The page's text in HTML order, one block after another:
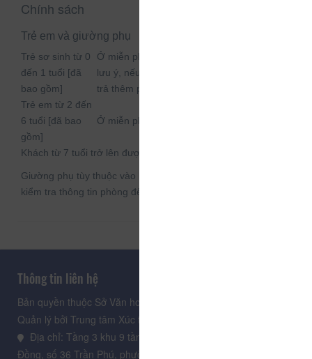
Chính sách
Trẻ em và giường phụ
Trẻ sơ sinh từ 0
đến 1 tuổi [đã
bao gồm]
Ở miễn phí nếu sử dụng giường sẵn có. Xin
lưu ý, nếu bạn cần nôi em bé thì có thể phải
trả thêm phí.
Trẻ em từ 2 đến
6 tuổi [đã bao
gồm]
Ở miễn phí nếu sử dụng giường sẵn có.
Khách từ 7 tuổi trở lên được tính như người lớn
Giường phụ tùy thuộc vào loại phòng bạn chọn, xin vui lòng
kiểm tra thông tin phòng để biết thêm chi tiết.
Thông tin liên hệ
Bản quyền thuộc Sở Văn hoá, Thể thao và Du lịch Lâm Đồng.
Quản lý bởi Trung tâm Xúc tiến Du lịch Lâm Đồng
Địa chỉ: Tầng 3 khu 9 tầng, Trung tâm Hành chính tỉnh Lâm
Đồng, số 36 Trần Phú, phường Xuân Hương - Đà Lạt, tỉnh